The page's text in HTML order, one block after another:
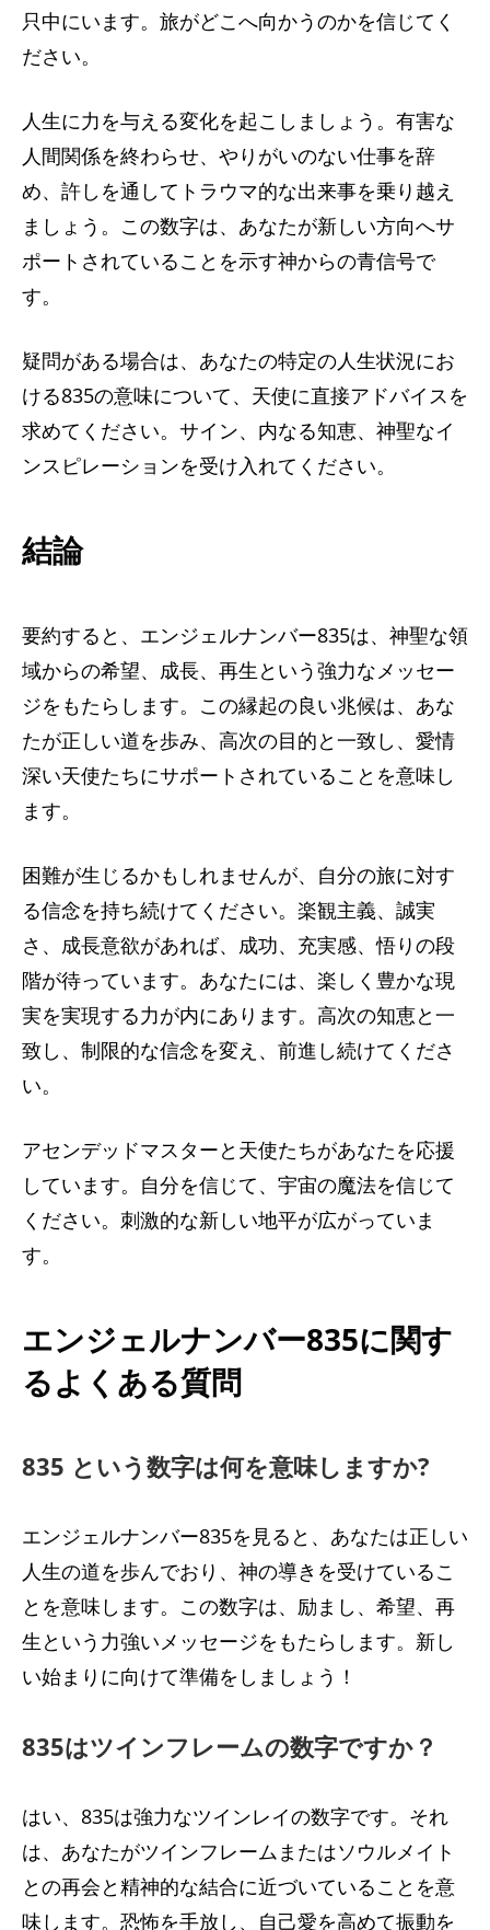
只中にいます。旅がどこへ向かうのかを信じてく
ださい。
人生に力を与える変化を起こしましょう。有害な
人間関係を終わらせ、やりがいのない仕事を辞
め、許しを通してトラウマ的な出来事を乗り越え
ましょう。この数字は、あなたが新しい方向へサ
ポートされていることを示す神からの青信号で
す。
疑問がある場合は、あなたの特定の人生状況にお
ける835の意味について、天使に直接アドバイスを
求めてください。サイン、内なる知恵、神聖なイ
ンスピレーションを受け入れてください。
結論
要約すると、エンジェルナンバー835は、神聖な領
域からの希望、成長、再生という強力なメッセー
ジをもたらします。この縁起の良い兆候は、あな
たが正しい道を歩み、高次の目的と一致し、愛情
深い天使たちにサポートされていることを意味し
ます。
困難が生じるかもしれませんが、自分の旅に対す
る信念を持ち続けてください。楽観主義、誠実
さ、成長意欲があれば、成功、充実感、悟りの段
階が待っています。あなたには、楽しく豊かな現
実を実現する力が内にあります。高次の知恵と一
致し、制限的な信念を変え、前進し続けてくださ
い。
アセンデッドマスターと天使たちがあなたを応援
しています。自分を信じて、宇宙の魔法を信じて
ください。刺激的な新しい地平が広がっていま
す。
エンジェルナンバー835に関す
るよくある質問
835 という数字は何を意味しますか?
エンジェルナンバー835を見ると、あなたは正しい
人生の道を歩んでおり、神の導きを受けているこ
とを意味します。この数字は、励まし、希望、再
生という力強いメッセージをもたらします。新し
い始まりに向けて準備をしましょう！
835はツインフレームの数字ですか？
はい、835は強力なツインレイの数字です。それ
は、あなたがツインフレームまたはソウルメイト
との再会と精神的な結合に近づいていることを意
味します。恐怖を手放し、自己愛を高めて振動を